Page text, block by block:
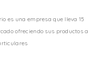
es una empresa que lleva 15
ofreciendo sus productos a